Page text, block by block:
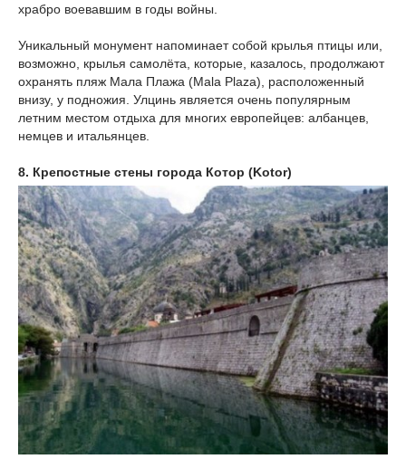
храбро воевавшим в годы войны.
Уникальный монумент напоминает собой крылья птицы или,
возможно, крылья самолёта, которые, казалось, продолжают
охранять пляж Мала Плажа (Mala Plaza), расположенный
внизу, у подножия. Улцинь является очень популярным
летним местом отдыха для многих европейцев: албанцев,
немцев и итальянцев.
8. Крепостные стены города Котор (Kotor)